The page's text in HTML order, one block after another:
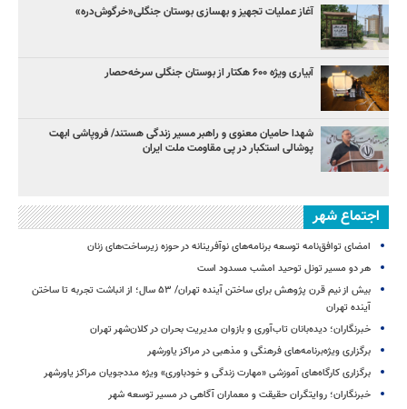
آغاز عملیات تجهیز و بهسازی بوستان جنگلی«خرگوش‌دره»
آبیاری ویژه ۶۰۰ هکتار از بوستان جنگلی سرخه‌حصار
شهدا حامیان معنوی و راهبر مسیر زندگی هستند/ فروپاشی ابهت
پوشالی استکبار در پی مقاومت ملت ایران
اجتماع شهر
امضای توافق‌نامه توسعه برنامه‌های نوآفرینانه در حوزه زیرساخت‏‌های زنان
هر دو مسیر تونل توحید امشب مسدود است
بیش از نیم قرن پژوهش برای ساختن آینده تهران/ ۵۳ سال؛ از انباشت تجربه تا ساختن
آینده تهران
خبرنگاران؛ دیده‌بانان تاب‌آوری و بازوان مدیریت بحران در کلان‌شهر تهران
برگزاری ویژه‌برنامه‌های فرهنگی و مذهبی در مراکز یاورشهر
برگزاری کارگاه‌های آموزشی «مهارت زندگی و خودباوری» ویژه مددجویان مراکز یاورشهر
خبرنگاران؛ روایتگران حقیقت و معماران آگاهی در مسیر توسعه شهر